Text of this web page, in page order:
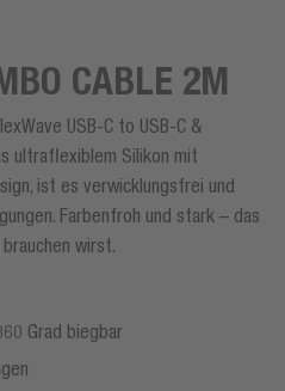
CABLE 2M
USB-C to USB-C &
ultraflexiblem Silikon mit
ist es verwicklungsfrei und
Farbenfroh und stark – das
wirst.
Grad biegbar